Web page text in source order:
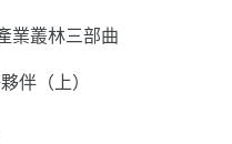
業叢林三部曲
伴（上）